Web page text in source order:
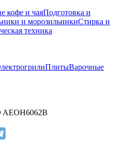
кофе и чаяПодготовка и
и морозильникиСтирка и
техника
ПлитыВарочные